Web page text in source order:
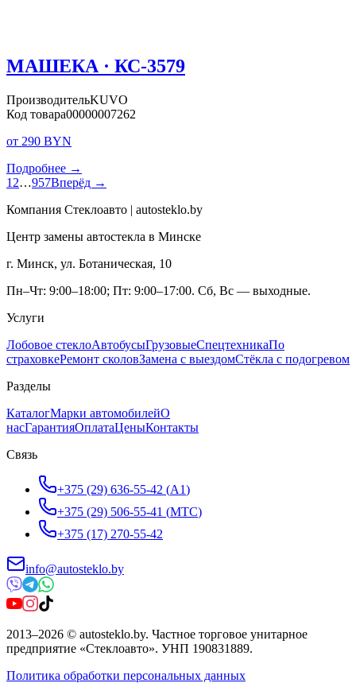
МАШЕКА · КС-3579
ПроизводительKUVO
Код товара00000007262
от 290 BYN
Подробнее →
1 2…957Вперёд →
Компания Стеклоавто | autosteklo.by
Центр замены автостекла в Минске
г. Минск, ул. Ботаническая, 10
Пн–Чт: 9:00–18:00; Пт: 9:00–17:00. Сб, Вс — выходные.
Услуги
Лобовое стеклоАвтобусыГрузовыеСпецтехникаПо
страховкеРемонт сколовЗамена с выездомСтёкла с подогревом
Разделы
КаталогМарки автомобилейО
насГарантияОплатаЦеныКонтакты
Связь
+375 (29) 636-55-42 (A1)
+375 (29) 506-55-41 (МТС)
+375 (17) 270-55-42
info@autosteklo.by
2013–2026 © autosteklo.by. Частное торговое унитарное
предприятие «Стеклоавто». УНП 190831889.
Политика обработки персональных данных